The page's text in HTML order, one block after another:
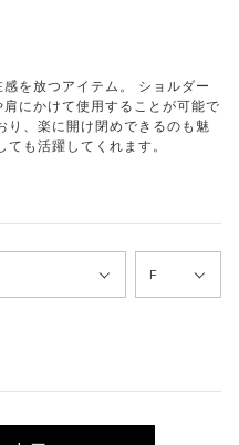
を放つアイテム。 ショルダー
にかけて使用することが可能で
り、楽に開け閉めできるのも魅
も活躍してくれます。